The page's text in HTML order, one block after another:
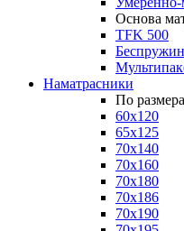
Основа
TFK 500
Наматрасники
По
60x120
65x125
70x140
70x160
70x180
70x186
70x190